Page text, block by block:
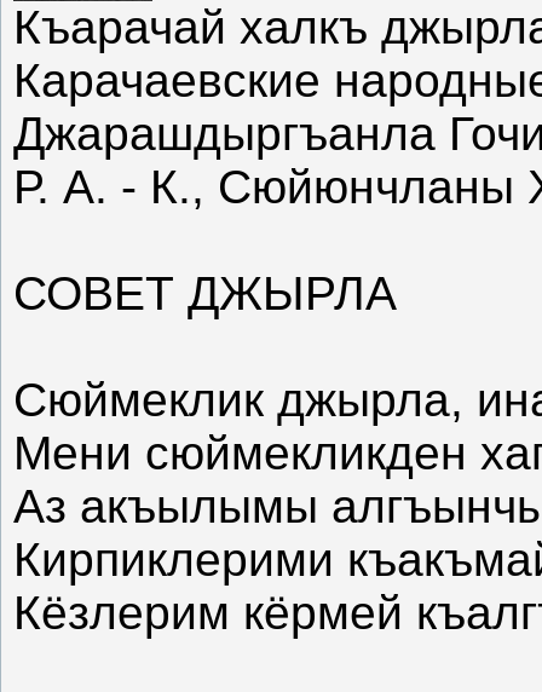
Къарачай халкъ
Карачаевские
Джарашдыргъанла
Р. А. - К., Сюйюнчланы
СОВЕТ ДЖЫРЛА
Сюймеклик джырла,
Мени сюймекликден
Аз акъылымы
Кирпиклерими
Кёзлерим кёрмей